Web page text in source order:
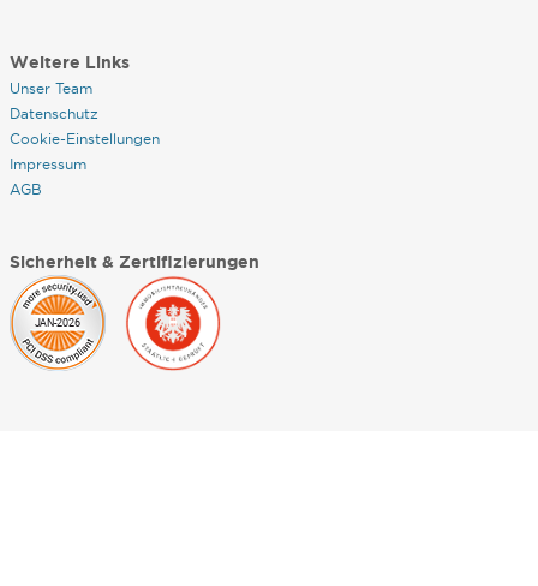
Weitere Links
Unser Team
Datenschutz
Cookie-Einstellungen
Impressum
AGB
Sicherheit & Zertifizierungen